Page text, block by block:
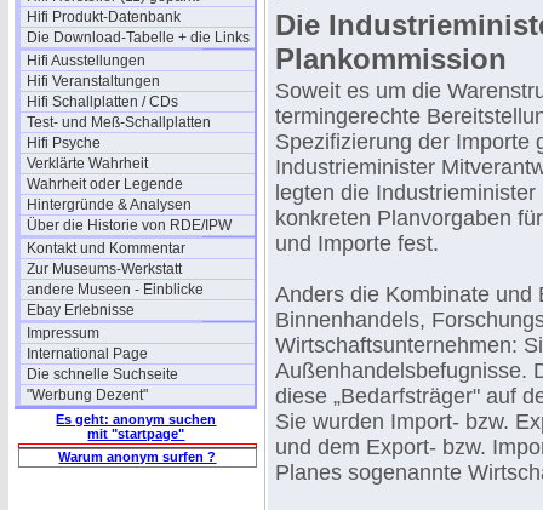
Hifi Produkt-Datenbank
Die Download-Tabelle + die Links
Hifi Ausstellungen
Hifi Veranstaltungen
Hifi Schallplatten / CDs
Test- und Meß-Schallplatten
Hifi Psyche
Verklärte Wahrheit
Wahrheit oder Legende
Hintergründe & Analysen
Über die Historie von RDE/IPW
Kontakt und Kommentar
Zur Museums-Werkstatt
andere Museen - Einblicke
Ebay Erlebnisse
Impressum
International Page
Die schnelle Suchseite
"Werbung Dezent"
Es geht: anonym suchen
mit "startpage"
Warum anonym surfen ?
Die
Plankommission
Soweit es um die
termingerechte
Spezifizierung der Importe
Industrieminister
legten die
konkreten Planvorgaben
und Importe fest.
Anders die Kombinate und
Binnenhandels,
Wirtschaftsunternehmen:
Außenhandelsbefugnisse.
diese „Bedarfsträger" auf
Sie wurden Import- bzw.
und dem Export- bzw.
Planes sogenannte